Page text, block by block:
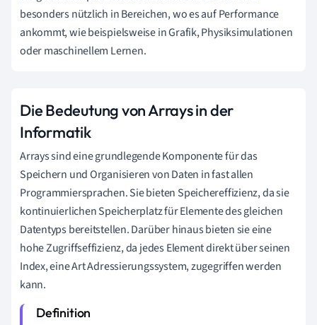
besonders nützlich in Bereichen, wo es auf Performance
ankommt, wie beispielsweise in Grafik, Physiksimulationen
oder maschinellem Lernen.
Die Bedeutung von Arrays in der
Informatik
Arrays sind eine grundlegende Komponente für das
Speichern und Organisieren von Daten in fast allen
Programmiersprachen. Sie bieten Speichereffizienz, da sie
kontinuierlichen Speicherplatz für Elemente des gleichen
Datentyps bereitstellen. Darüber hinaus bieten sie eine
hohe Zugriffseffizienz, da jedes Element direkt über seinen
Index, eine Art Adressierungssystem, zugegriffen werden
kann.